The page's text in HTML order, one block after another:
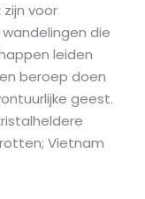
voor
die
leiden
beroep doen
geest.
Vietnam